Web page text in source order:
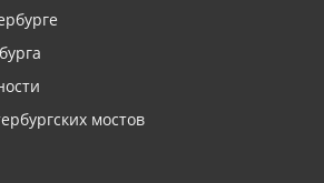
мостов